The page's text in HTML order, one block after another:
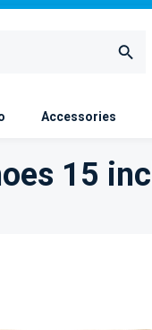
Accessories
15